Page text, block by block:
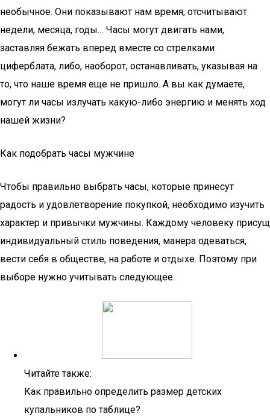
необычное. Они показывают нам время, отсчитывают
недели, месяца, годы… Часы могут двигать нами,
заставляя бежать вперед вместе со стрелками
циферблата, либо, наоборот, останавливать, указывая на
то, что наше время еще не пришло. А вы как думаете,
могут ли часы излучать какую-либо энергию и менять ход
нашей жизни?
Как подобрать часы мужчине
Чтобы правильно выбрать часы, которые принесут
радость и удовлетворение покупкой, необходимо изучить
характер и привычки мужчины. Каждому человеку присущ
индивидуальный стиль поведения, манера одеваться,
вести себя в обществе, на работе и отдыхе. Поэтому при
выборе нужно учитывать следующее.
Читайте также:
Как правильно определить размер детских
купальников по таблице?